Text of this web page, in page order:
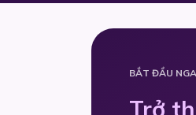
BẮT ĐẦU
Trở